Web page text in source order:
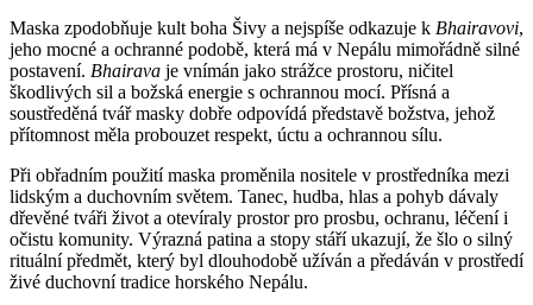
Maska zpodobňuje kult boha Šivy a nejspíše odkazuje k Bhairavovi,
jeho mocné a ochranné podobě, která má v Nepálu mimořádně silné
postavení. Bhairava je vnímán jako strážce prostoru, ničitel
škodlivých sil a božská energie s ochrannou mocí. Přísná a
soustředěná tvář masky dobře odpovídá představě božstva, jehož
přítomnost měla probouzet respekt, úctu a ochrannou sílu.
Při obřadním použití maska proměnila nositele v prostředníka mezi
lidským a duchovním světem. Tanec, hudba, hlas a pohyb dávaly
dřevěné tváři život a otevíraly prostor pro prosbu, ochranu, léčení i
očistu komunity. Výrazná patina a stopy stáří ukazují, že šlo o silný
rituální předmět, který byl dlouhodobě užíván a předáván v prostředí
živé duchovní tradice horského Nepálu.